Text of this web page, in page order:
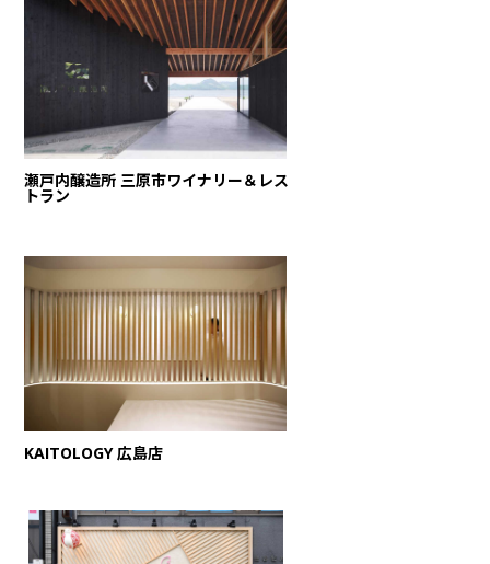
瀬戸内醸造所 三原市ワイナリー＆レス
トラン
KAITOLOGY 広島店